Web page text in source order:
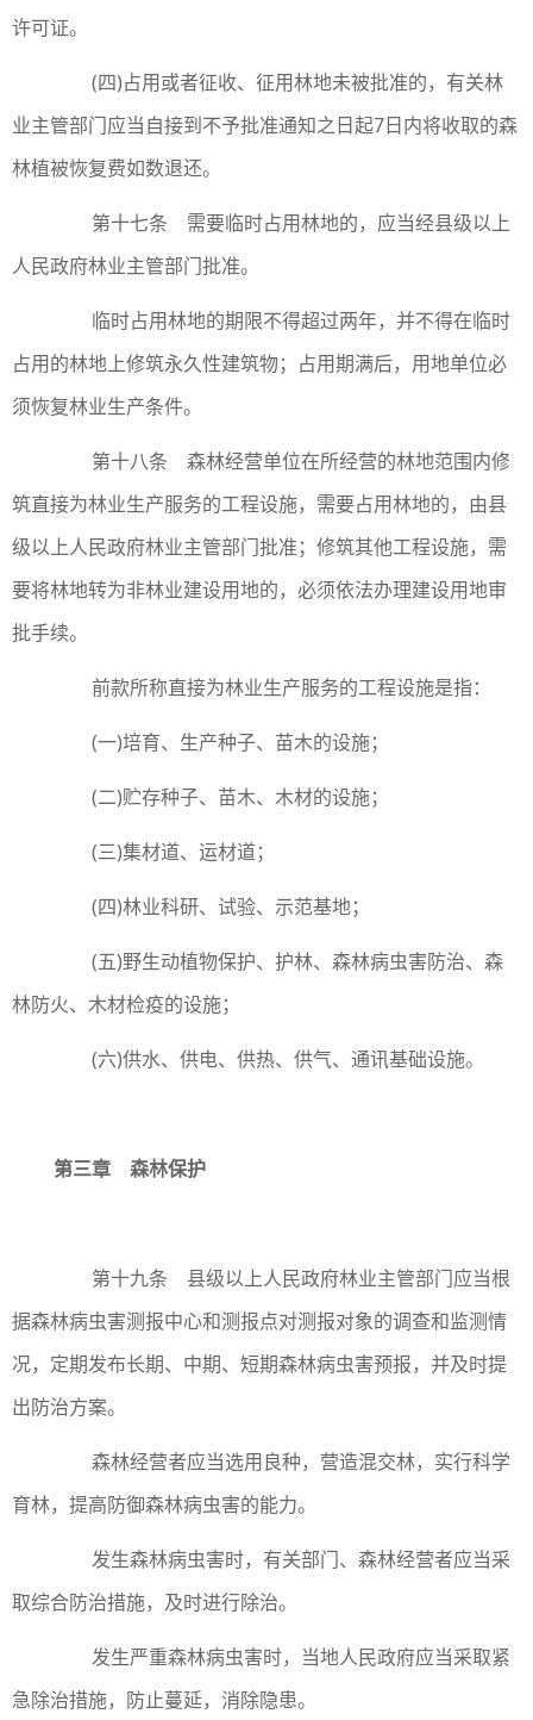
许可证。
(四)占用或者征收、征用林地未被批准的，有关林
业主管部门应当自接到不予批准通知之日起7日内将收取的森
林植被恢复费如数退还。
第十七条 需要临时占用林地的，应当经县级以上
人民政府林业主管部门批准。
临时占用林地的期限不得超过两年，并不得在临时
占用的林地上修筑永久性建筑物；占用期满后，用地单位必
须恢复林业生产条件。
第十八条 森林经营单位在所经营的林地范围内修
筑直接为林业生产服务的工程设施，需要占用林地的，由县
级以上人民政府林业主管部门批准；修筑其他工程设施，需
要将林地转为非林业建设用地的，必须依法办理建设用地审
批手续。
前款所称直接为林业生产服务的工程设施是指：
(一)培育、生产种子、苗木的设施；
(二)贮存种子、苗木、木材的设施；
(三)集材道、运材道；
(四)林业科研、试验、示范基地；
(五)野生动植物保护、护林、森林病虫害防治、森
林防火、木材检疫的设施；
(六)供水、供电、供热、供气、通讯基础设施。
第三章 森林保护
第十九条 县级以上人民政府林业主管部门应当根
据森林病虫害测报中心和测报点对测报对象的调查和监测情
况，定期发布长期、中期、短期森林病虫害预报，并及时提
出防治方案。
森林经营者应当选用良种，营造混交林，实行科学
育林，提高防御森林病虫害的能力。
发生森林病虫害时，有关部门、森林经营者应当采
取综合防治措施，及时进行除治。
发生严重森林病虫害时，当地人民政府应当采取紧
急除治措施，防止蔓延，消除隐患。